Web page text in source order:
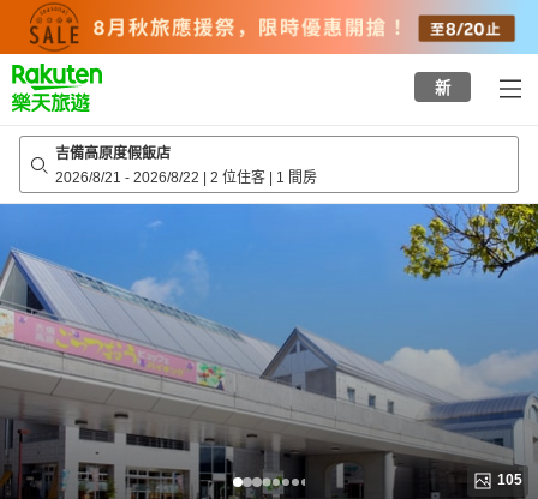
top
page
新
吉備高原度假飯店
2026/8/21 - 2026/8/22 | 2 位住客 | 1 間房
105